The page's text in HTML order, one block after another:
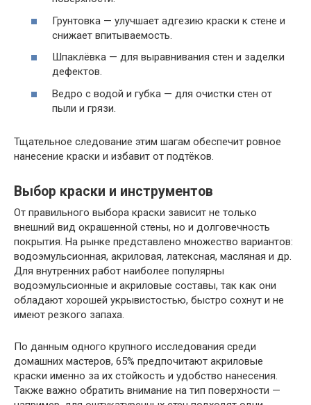
Грунтовка — улучшает адгезию краски к стене и
снижает впитываемость.
Шпаклёвка — для выравнивания стен и заделки
дефектов.
Ведро с водой и губка — для очистки стен от
пыли и грязи.
Тщательное следование этим шагам обеспечит ровное
нанесение краски и избавит от подтёков.
Выбор краски и инструментов
От правильного выбора краски зависит не только
внешний вид окрашенной стены, но и долговечность
покрытия. На рынке представлено множество вариантов:
водоэмульсионная, акриловая, латексная, масляная и др.
Для внутренних работ наиболее популярны
водоэмульсионные и акриловые составы, так как они
обладают хорошей укрывистостью, быстро сохнут и не
имеют резкого запаха.
По данным одного крупного исследования среди
домашних мастеров, 65% предпочитают акриловые
краски именно за их стойкость и удобство нанесения.
Также важно обратить внимание на тип поверхности —